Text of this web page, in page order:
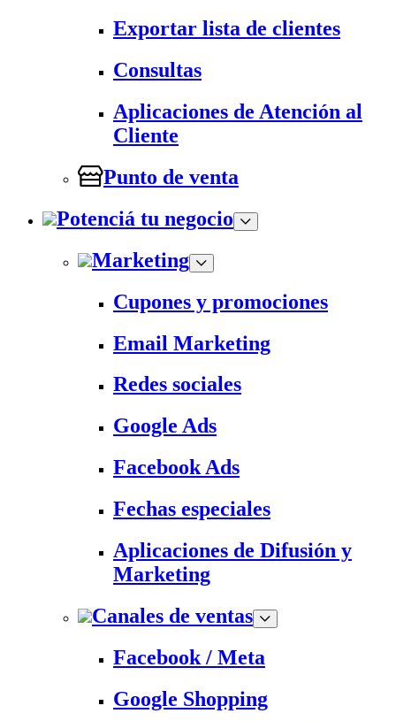
Exportar lista de clientes
Consultas
Aplicaciones de Atención al
Cliente
Punto de venta
Potenciá tu negocio
Marketing
Cupones y promociones
Email Marketing
Redes sociales
Google Ads
Facebook Ads
Fechas especiales
Aplicaciones de Difusión y
Marketing
Canales de ventas
Facebook / Meta
Google Shopping